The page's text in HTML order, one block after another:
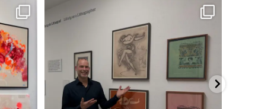
Wir freuen uns zur spannenden Georg Lührig ...
63 1